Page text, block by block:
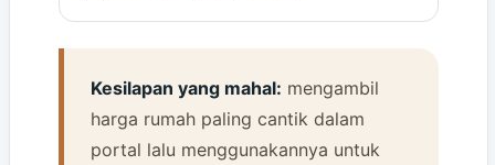
Kesilapan yang mahal: mengambil
harga rumah paling cantik dalam
portal lalu menggunakannya untuk